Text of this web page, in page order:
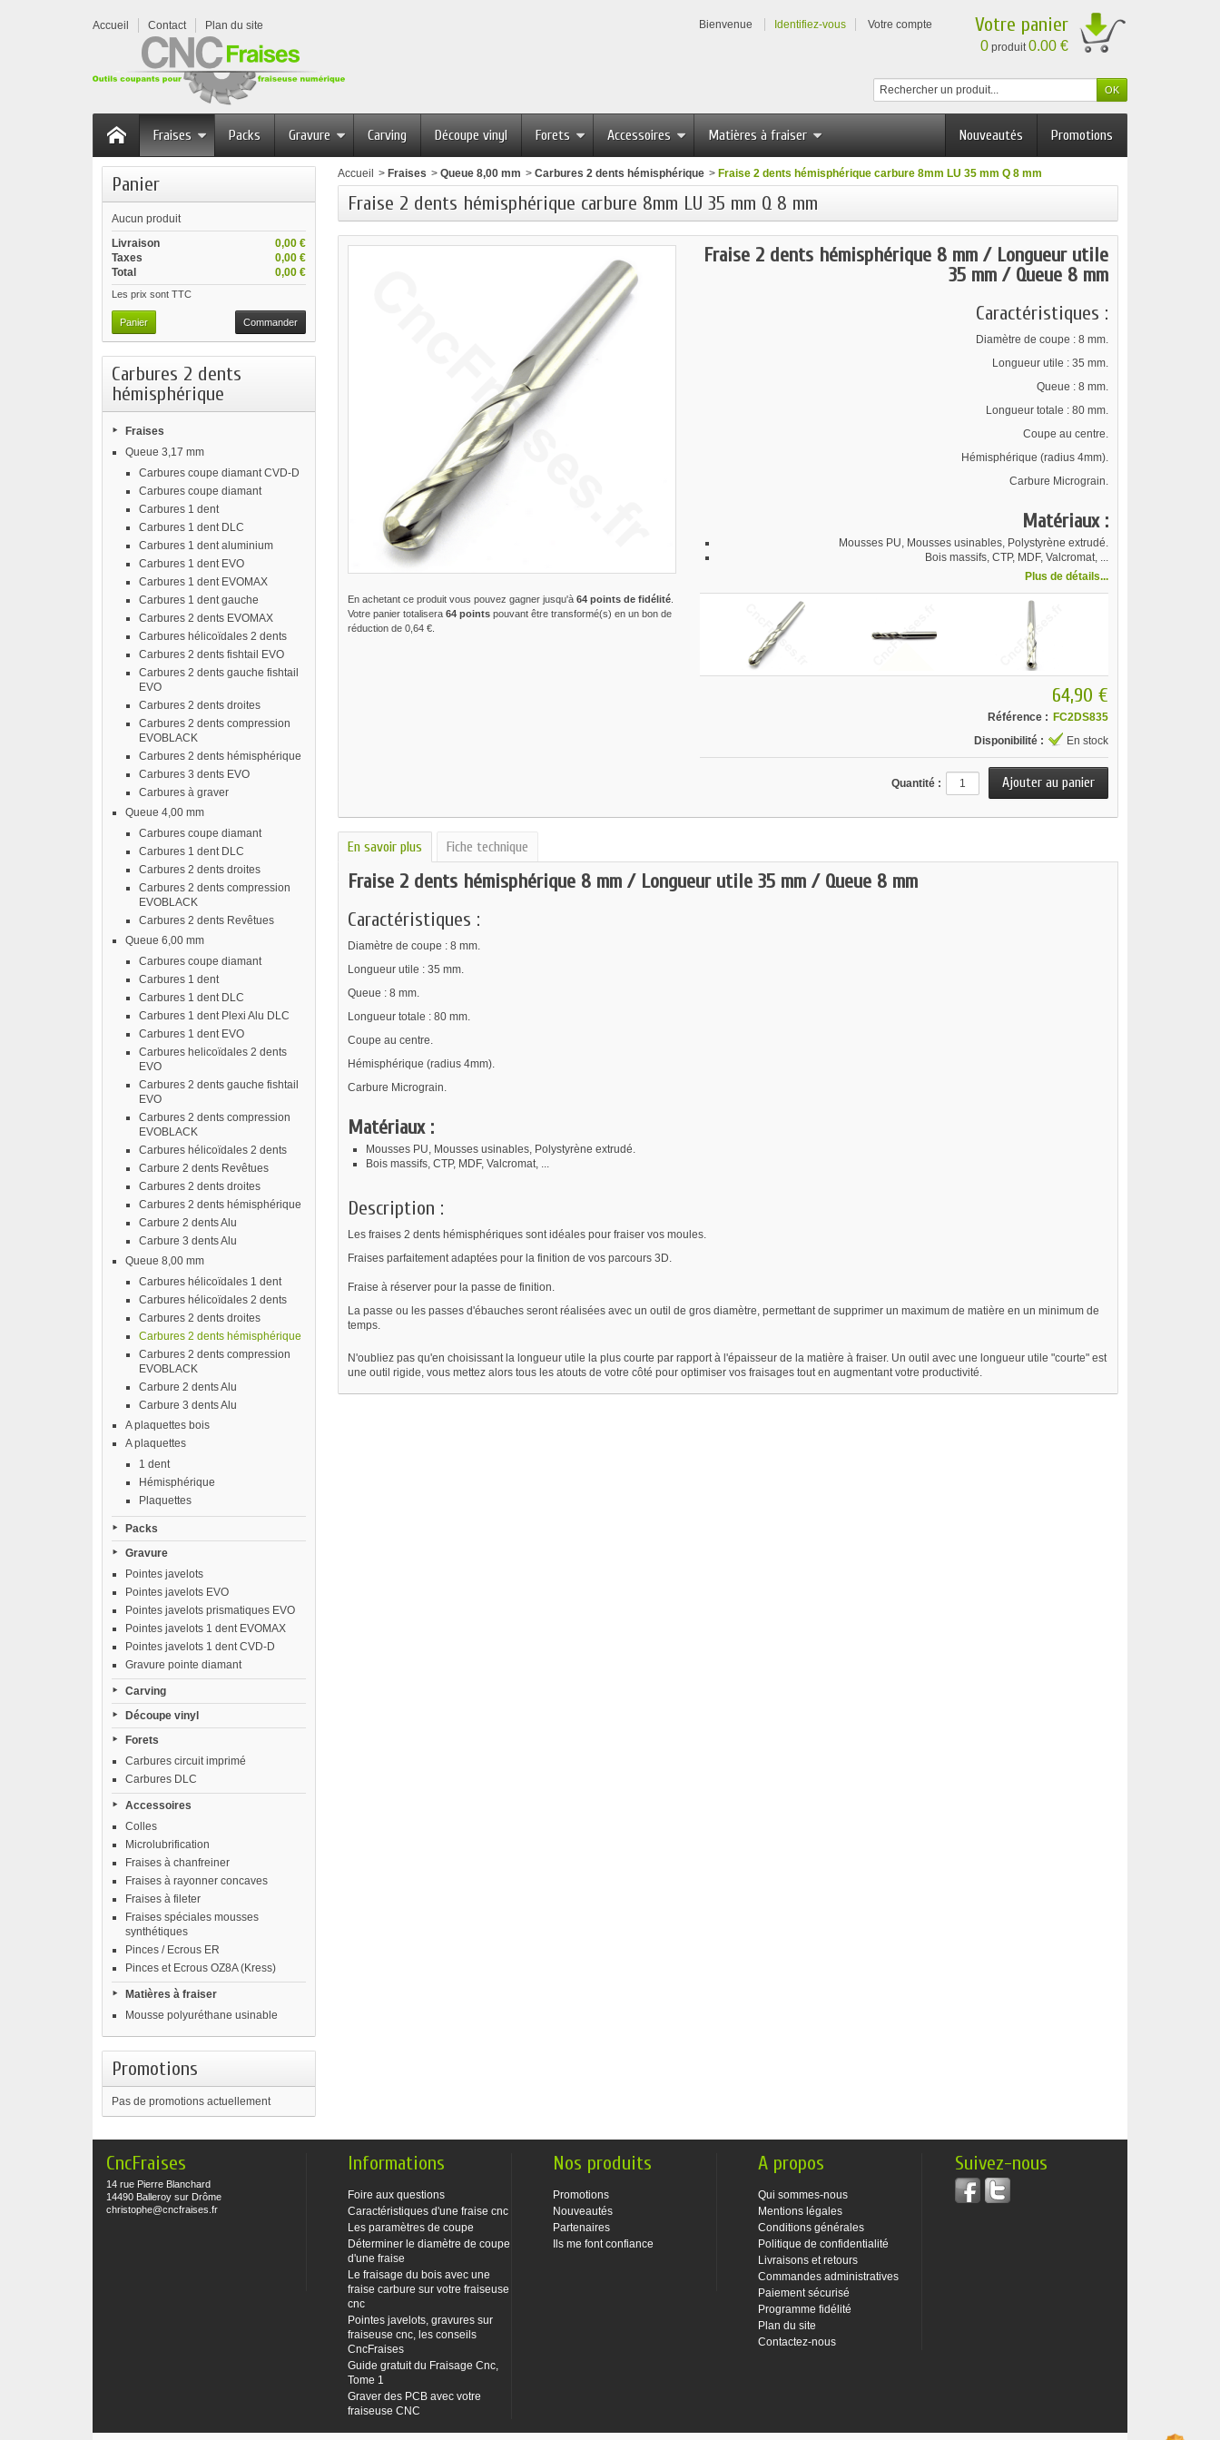
Accueil Contact Plan du site Bienvenue Identifiez-vous Votre compte Votre panier
0 produit0.00 €
Promotions
Nouveautés
Fraises Packs Gravure Carving Découpe vinyl Forets Accessoires Matières à fraiser
Panier
Aucun produit
0,00 €
Livraison
0,00 €
Taxes
0,00 €
Total
Les prix sont TTC
Panier Commander
Carbures 2 dents
hémisphérique
Fraises
Queue 3,17 mm
Carbures coupe diamant CVD-D
Carbures coupe diamant
Carbures 1 dent
Carbures 1 dent DLC
Carbures 1 dent aluminium
Carbures 1 dent EVO
Carbures 1 dent EVOMAX
Carbures 1 dent gauche
Carbures 2 dents EVOMAX
Carbures hélicoïdales 2 dents
Carbures 2 dents fishtail EVO
Carbures 2 dents gauche fishtail
EVO
Carbures 2 dents droites
Carbures 2 dents compression
EVOBLACK
Carbures 2 dents hémisphérique
Carbures 3 dents EVO
Carbures à graver
Queue 4,00 mm
Carbures coupe diamant
Carbures 1 dent DLC
Carbures 2 dents droites
Carbures 2 dents compression
EVOBLACK
Carbures 2 dents Revêtues
Queue 6,00 mm
Carbures coupe diamant
Carbures 1 dent
Carbures 1 dent DLC
Carbures 1 dent Plexi Alu DLC
Carbures 1 dent EVO
Carbures helicoïdales 2 dents
EVO
Carbures 2 dents gauche fishtail
EVO
Carbures 2 dents compression
EVOBLACK
Carbures hélicoïdales 2 dents
Carbure 2 dents Revêtues
Carbures 2 dents droites
Carbures 2 dents hémisphérique
Carbure 2 dents Alu
Carbure 3 dents Alu
Queue 8,00 mm
Carbures hélicoïdales 1 dent
Carbures hélicoïdales 2 dents
Carbures 2 dents droites
Carbures 2 dents hémisphérique
Carbures 2 dents compression
EVOBLACK
Carbure 2 dents Alu
Carbure 3 dents Alu
A plaquettes bois
A plaquettes
1 dent
Hémisphérique
Plaquettes
Packs
Gravure
Pointes javelots
Pointes javelots EVO
Pointes javelots prismatiques EVO
Pointes javelots 1 dent EVOMAX
Pointes javelots 1 dent CVD-D
Gravure pointe diamant
Carving
Découpe vinyl
Forets
Carbures circuit imprimé
Carbures DLC
Accessoires
Colles
Microlubrification
Fraises à chanfreiner
Fraises à rayonner concaves
Fraises à fileter
Fraises spéciales mousses
synthétiques
Pinces / Ecrous ER
Pinces et Ecrous OZ8A (Kress)
Matières à fraiser
Mousse polyuréthane usinable
Promotions
Pas de promotions actuellement
Accueil > Fraises > Queue 8,00 mm > Carbures 2 dents hémisphérique > Fraise 2 dents hémisphérique carbure 8mm LU 35 mm Q 8 mm
Fraise 2 dents hémisphérique carbure 8mm LU 35 mm Q 8 mm
En achetant ce produit vous pouvez gagner jusqu'à 64points de fidélité.
Votre panier totalisera 64pointspouvant être transformé(s) en un bon de
réduction de 0,64 €.
Fraise 2 dents hémisphérique 8 mm / Longueur utile
35 mm / Queue 8 mm
Caractéristiques :
Diamètre de coupe : 8 mm.
Longueur utile : 35 mm.
Queue : 8 mm.
Longueur totale : 80 mm.
Coupe au centre.
Hémisphérique (radius 4mm).
Carbure Micrograin.
Matériaux :
Mousses PU, Mousses usinables, Polystyrène extrudé.
Bois massifs, CTP, MDF, Valcromat, ...
Plus de détails...
64,90 €
Référence : FC2DS835
Disponibilité :
En stock
Quantité :
En savoir plus Fiche technique
Fraise 2 dents hémisphérique 8 mm / Longueur utile 35 mm / Queue 8 mm
Caractéristiques :
Diamètre de coupe : 8 mm.
Longueur utile : 35 mm.
Queue : 8 mm.
Longueur totale : 80 mm.
Coupe au centre.
Hémisphérique (radius 4mm).
Carbure Micrograin.
Matériaux :
Mousses PU, Mousses usinables, Polystyrène extrudé.
Bois massifs, CTP, MDF, Valcromat, ...
Description :
Les fraises 2 dents hémisphériques sont idéales pour fraiser vos moules.
Fraises parfaitement adaptées pour la finition de vos parcours 3D.
Fraise à réserver pour la passe de finition.
La passe ou les passes d'ébauches seront réalisées avec un outil de gros diamètre, permettant de supprimer un maximum de matière en un minimum de
temps.
N'oubliez pas qu'en choisissant la longueur utile la plus courte par rapport à l'épaisseur de la matière à fraiser. Un outil avec une longueur utile "courte" est
une outil rigide, vous mettez alors tous les atouts de votre côté pour optimiser vos fraisages tout en augmentant votre productivité.
CncFraises
14 rue Pierre Blanchard
14490 Balleroy sur Drôme
christophe@cncfraises.fr
Informations
Foire aux questions
Caractéristiques d'une fraise cnc
Les paramètres de coupe
Déterminer le diamètre de coupe
d'une fraise
Le fraisage du bois avec une
fraise carbure sur votre fraiseuse
cnc
Pointes javelots, gravures sur
fraiseuse cnc, les conseils
CncFraises
Guide gratuit du Fraisage Cnc,
Tome 1
Graver des PCB avec votre
fraiseuse CNC
Nos produits
Promotions
Nouveautés
Partenaires
Ils me font confiance
A propos
Qui sommes-nous
Mentions légales
Conditions générales
Politique de confidentialité
Livraisons et retours
Commandes administratives
Paiement sécurisé
Programme fidélité
Plan du site
Contactez-nous
Suivez-nous